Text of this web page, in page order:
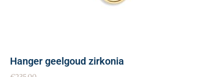
Hanger geelgoud zirkonia